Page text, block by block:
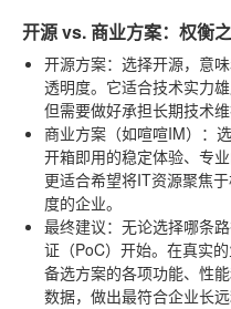
开源 vs. 商业方案：权衡
开源方案：选择开源，意
透明度。它适合技术实力
但需要做好承担长期技术维
商业方案（如喧喧IM） ：
开箱即用的稳定体验、专
更适合希望将IT资源聚焦
度的企业。
最终建议：无论选择哪条
证（PoC）开始。在真实
备选方案的各项功能、性
数据，做出最符合企业长远